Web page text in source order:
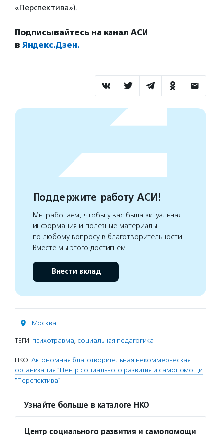
«Перспектива»).
Подписывайтесь на канал АСИ
в Яндекс.Дзен.
Поддержите работу АСИ!
Мы работаем, чтобы у вас была актуальная
информация и полезные материалы
по любому вопросу в благотворительности.
Вместе мы этого достигнем
Внести вклад
Москва
ТЕГИ: психотравма, социальная педагогика
НКО: Автономная благотворительная некоммерческая
организация "Центр социального развития и самопомощи
"Перспектива"
Узнайте больше в каталоге НКО
Центр социального развития и самопомощи